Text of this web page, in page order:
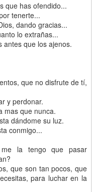
que has ofendido...
tenerte...
dando gracias...
lo extrañas...
antes que los ajenos.
que no disfrute de tí,
y perdonar.
mas que nunca.
dándome su luz.
conmigo...
la tengo que pasar
que son tan pocos, que
para luchar en la